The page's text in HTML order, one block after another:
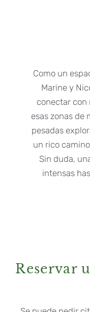
Como un
Marine y
conectar con
esas zonas de
pesadas
un rico
Sin duda,
intensas
Reservar